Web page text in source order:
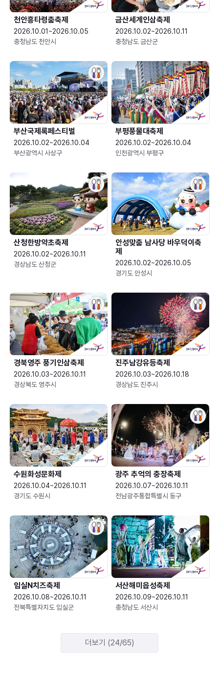
천안흥타령춤축제
2026.10.01~2026.10.05
충청남도 천안시
금산세계인삼축제
2026.10.02~2026.10.11
충청남도 금산군
부산국제록페스티벌
2026.10.02~2026.10.04
부산광역시 사상구
부평풍물대축제
2026.10.02~2026.10.04
인천광역시 부평구
산청한방약초축제
2026.10.02~2026.10.11
경상남도 산청군
안성맞춤 남사당 바우덕이축
제
2026.10.02~2026.10.05
경기도 안성시
경북영주 풍기인삼축제
2026.10.03~2026.10.11
경상북도 영주시
진주남강유등축제
2026.10.03~2026.10.18
경상남도 진주시
수원화성문화제
2026.10.04~2026.10.11
경기도 수원시
광주 추억의 충장축제
2026.10.07~2026.10.11
전남광주통합특별시 동구
임실N치즈축제
2026.10.08~2026.10.11
전북특별자치도 임실군
서산해미읍성축제
2026.10.09~2026.10.11
충청남도 서산시
더보기 (24/65)